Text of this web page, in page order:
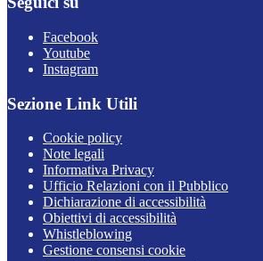
Facebook
Youtube
Instagram
Sezione Link Utili
Cookie policy
Note legali
Informativa Privacy
Ufficio Relazioni con il Pubblico
Dichiarazione di accessibilità
Obiettivi di accessibilità
Whistleblowing
Gestione consensi cookie